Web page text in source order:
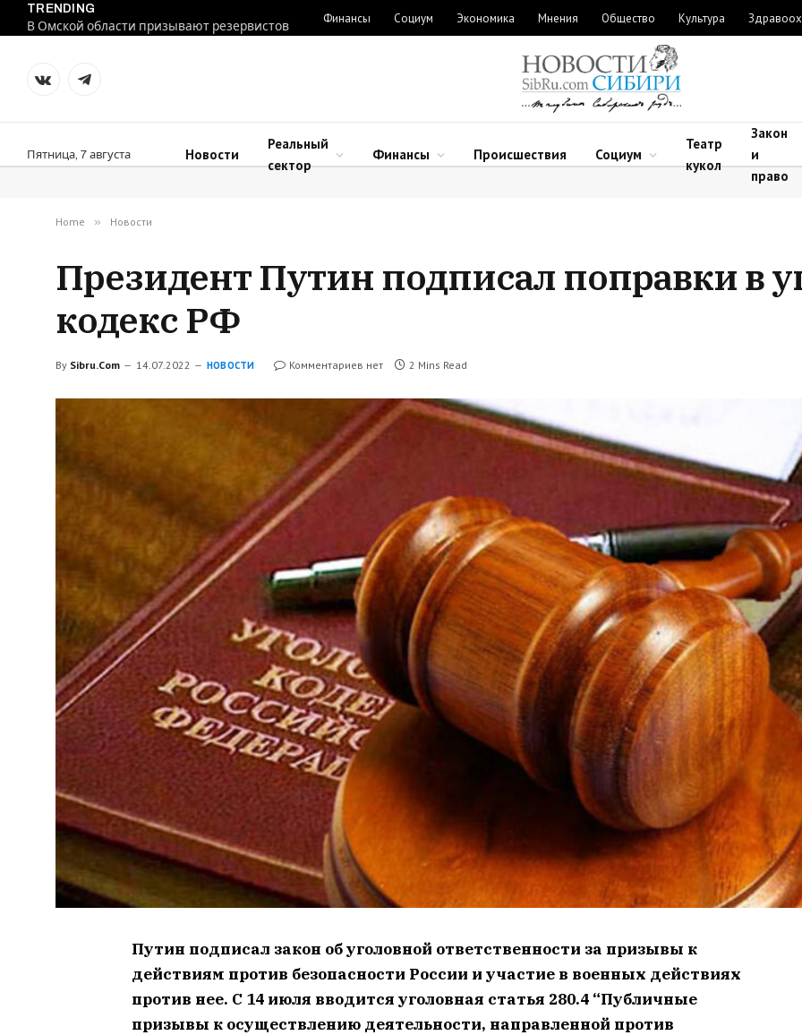
TRENDING
В Омской области призывают резервистов
Финансы Социум Экономика Мнения Общество Культура
VKontakteTelegram
Пятница, 7 августа Новости
Реальный
сектор
Финансы Происшествия Социум
Театр
кукол
Закон
и
право
Home » Новости
Президент Путин подписал поправки в
кодекс РФ
By Sibru.Com 14.07.2022 НОВОСТИ Комментариев нет 2 Mins Read
Путин подписал закон об уголовной ответственности за призывы к
действиям против безопасности России и участие в военных действиях
против нее. С 14 июля вводится уголовная статья 280.4 “Публичные
призывы к осуществлению деятельности, направленной против